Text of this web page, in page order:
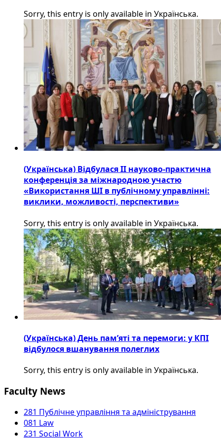
Sorry, this entry is only available in Українська.
(Українська) Відбулася ІІ науково-практична
конференція за міжнародною участю
«Використання ШІ в публічному управлінні:
виклики, можливості, перспективи»
Sorry, this entry is only available in Українська.
(Українська) День пам’яті та перемоги: у КПІ
відбулося вшанування полеглих
Sorry, this entry is only available in Українська.
Faculty News
281 Публічне управління та адміністрування
081 Law
231 Social Work